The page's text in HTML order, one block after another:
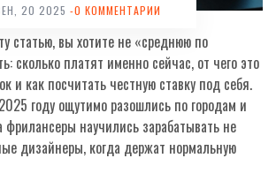
20 2025 -0 КОММЕНТАРИИ
статью, вы хотите не «среднюю по
сколько платят именно сейчас, от чего это
и как посчитать честную ставку под себя.
году ощутимо разошлись по городам и
научились зарабатывать не
дизайнеры, когда держат нормальную